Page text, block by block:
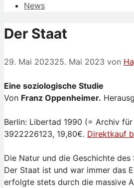
News
Der Staat
29. Mai 202325. Mai 2023 von
Eine soziologische Studie
Von Franz Oppenheimer.
Berlin: Libertad 1990 (= Archiv
3922226123, 19,80€. Direktkauf
Die Natur und die Geschichte
Der Staat ist und war immer das
erfolgte stets durch die massive